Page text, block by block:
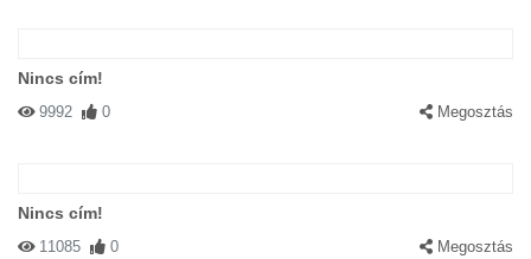
Nincs cím!
9992 0 Megosztás
Nincs cím!
11085 0 Megosztás